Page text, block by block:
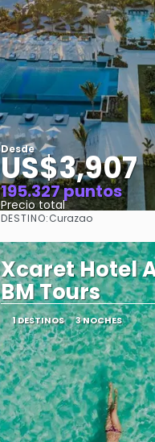
Desde
US$3,907
195.327 puntos
Precio total
DESTINO:Curazao
Xcaret Hotel
BM Tours
1 DESTINOS 3 NOCHES